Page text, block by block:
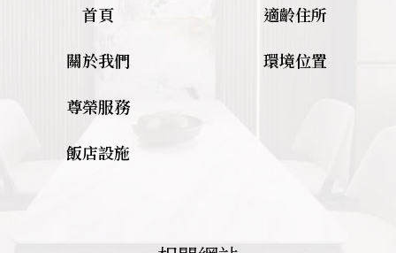
首頁
關於我們
尊榮服務
飯店設施
適齡住所
環境位置